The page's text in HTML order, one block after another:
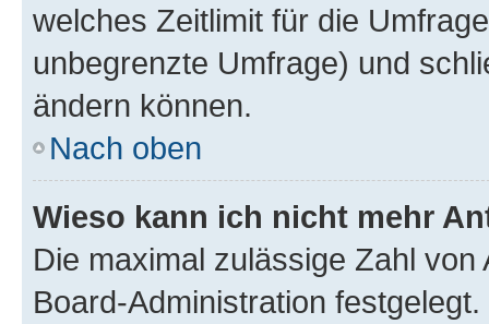
welches Zeitlimit für die
unbegrenzte Umfrage) und
ändern können.
Nach oben
Wieso kann ich nicht mehr
Die maximal zulässige Zahl
Board-Administration